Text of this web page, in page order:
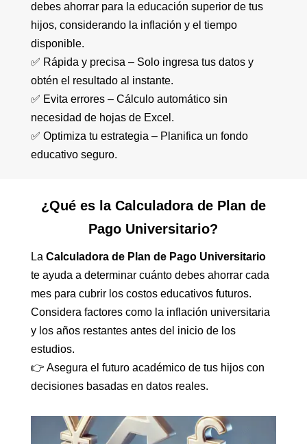
debes ahorrar para la educación superior de tus
hijos, considerando la inflación y el tiempo
disponible.
✅ Rápida y precisa – Solo ingresa tus datos y
obtén el resultado al instante.
✅ Evita errores – Cálculo automático sin
necesidad de hojas de Excel.
✅ Optimiza tu estrategia – Planifica un fondo
educativo seguro.
¿Qué es la Calculadora de Plan de
Pago Universitario?
La Calculadora de Plan de Pago Universitario
te ayuda a determinar cuánto debes ahorrar cada
mes para cubrir los costos educativos futuros.
Considera factores como la inflación universitaria
y los años restantes antes del inicio de los
estudios.
👉 Asegura el futuro académico de tus hijos con
decisiones basadas en datos reales.